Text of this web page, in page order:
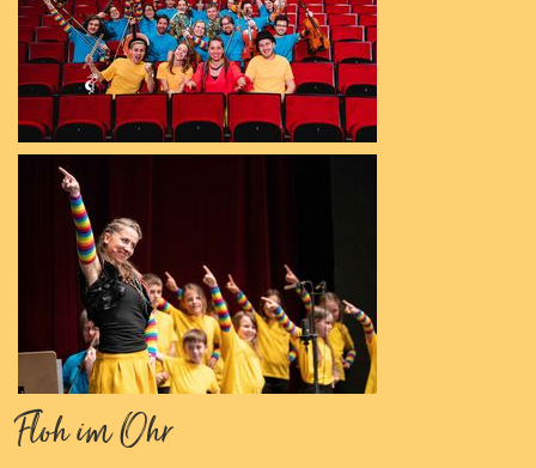
Floh im Ohr